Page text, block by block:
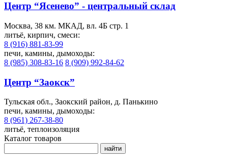
Центр “Ясенево” - центральный склад
Москва, 38 км. МКАД, вл. 4Б стр. 1
литьё, кирпич, смеси:
8 (916) 881-83-99
печи, камины, дымоходы:
8 (985) 308-83-16 8 (909) 992-84-62
Центр “Заокск”
Тульская обл., Заокский район, д. Панькино
печи, камины, дымоходы:
8 (961) 267-38-80
литьё, теплоизоляция
Каталог товаров
найти